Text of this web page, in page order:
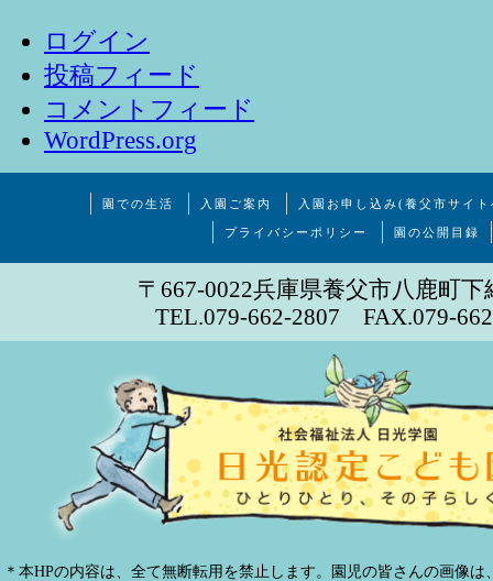
ログイン
投稿フィード
コメントフィード
WordPress.org
園での生活 入園ご案内 入園お申し込み(養父市サイ
プライバシーポリシー 園の公開目録
〒667-0022兵庫県養父市八鹿町下
TEL.079-662-2807 FAX.079-
＊本HPの内容は、全て無断転用を禁止します。園児の皆さんの画像